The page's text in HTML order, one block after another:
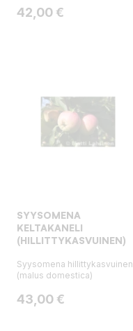
Hinta
42,00 €
SYYSOMENA
KELTAKANELI
(HILLITTYKASVUINEN)
Syysomena hillittykasvuinen
(malus domestica)
Hinta
43,00 €